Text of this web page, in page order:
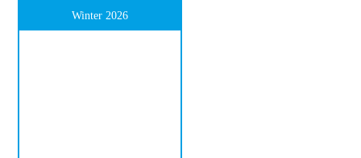
Winter 2026